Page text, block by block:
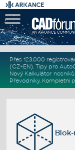
Přes 123.000
(CZ+EN). Tipy pro
Nový Kalkulátor nosníků,
Převodníky. Kompletní